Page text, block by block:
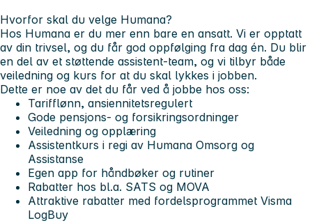
Hvorfor skal du velge Humana?
Hos Humana er du mer enn bare en ansatt. Vi er opptatt
av din trivsel, og du får god oppfølging fra dag én. Du blir
en del av et støttende assistent-team, og vi tilbyr både
veiledning og kurs for at du skal lykkes i jobben.
Dette er noe av det du får ved å jobbe hos oss:
Tarifflønn, ansiennitetsregulert
Gode pensjons- og forsikringsordninger
Veiledning og opplæring
Assistentkurs i regi av Humana Omsorg og
Assistanse
Egen app for håndbøker og rutiner
Rabatter hos bl.a. SATS og MOVA
Attraktive rabatter med fordelsprogrammet Visma
LogBuy